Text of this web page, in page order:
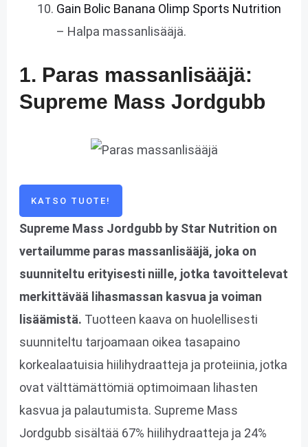
Gain Bolic Banana Olimp Sports Nutrition
– Halpa massanlisääjä.
1. Paras massanlisääjä:
Supreme Mass Jordgubb
KATSO TUOTE!
Supreme Mass Jordgubb by Star Nutrition on
vertailumme paras massanlisääjä, joka on
suunniteltu erityisesti niille, jotka tavoittelevat
merkittävää lihasmassan kasvua ja voiman
lisäämistä. Tuotteen kaava on huolellisesti
suunniteltu tarjoamaan oikea tasapaino
korkealaatuisia hiilihydraatteja ja proteiinia, jotka
ovat välttämättömiä optimoimaan lihasten
kasvua ja palautumista. Supreme Mass
Jordgubb sisältää 67% hiilihydraatteja ja 24%